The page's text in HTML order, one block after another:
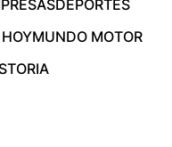
DEPORTES
MUNDO MOTOR